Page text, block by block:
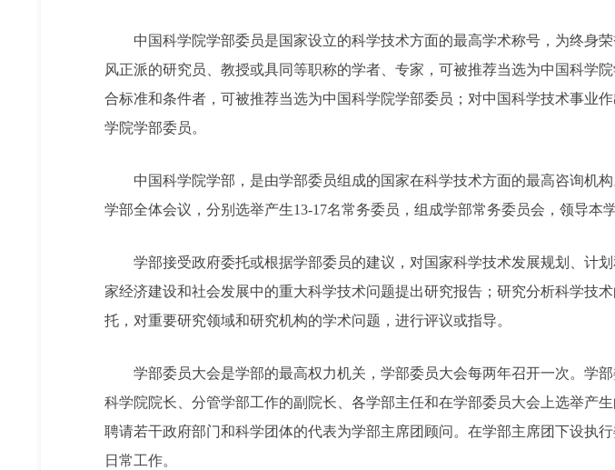
中国科学院学部委员是国家设立的科学技术方面的最高学术称号，为终身
风正派的研究员、教授或具同等职称的学者、专家，可被推荐当选为中国科学
合标准和条件者，可被推荐当选为中国科学院学部委员；对中国科学技术事业
学院学部委员。
中国科学院学部，是由学部委员组成的国家在科学技术方面的最高咨询机
学部全体会议，分别选举产生13-17名常务委员，组成学部常务委员会，领导本
学部接受政府委托或根据学部委员的建议，对国家科学技术发展规划、计
家经济建设和社会发展中的重大科学技术问题提出研究报告；研究分析科学技
托，对重要研究领域和研究机构的学术问题，进行评议或指导。
学部委员大会是学部的最高权力机关，学部委员大会每两年召开一次。学
科学院院长、分管学部工作的副院长、各学部主任和在学部委员大会上选举产
聘请若干政府部门和科学团体的代表为学部主席团顾问。在学部主席团下设执
日常工作。